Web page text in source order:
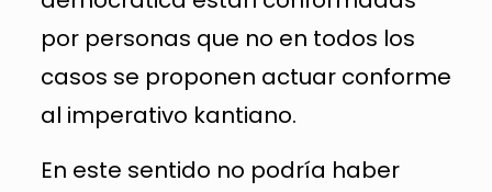
por personas que no en todos los
casos se proponen actuar conforme
al imperativo kantiano.
En este sentido no podría haber